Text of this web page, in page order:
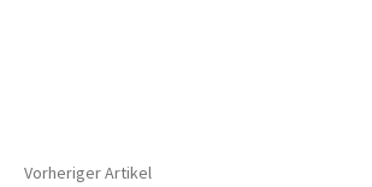
Vorheriger Artikel